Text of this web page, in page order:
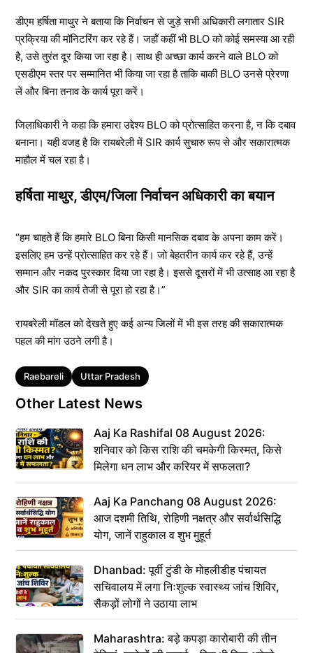
डीएम हर्षिता माथुर ने बताया कि निर्वाचन से जुड़े सभी अधिकारी लगातार SIR
प्रक्रिया की मॉनिटरिंग कर रहे हैं। जहाँ कहीं भी BLO को कोई समस्या आ रही
है, उसे तुरंत दूर किया जा रहा है। साथ ही अच्छा कार्य करने वाले BLO को
एसडीएम स्तर पर सम्मानित भी किया जा रहा है ताकि बाकी BLO उनसे प्रेरणा
लें और बिना तनाव के कार्य पूरा करें।
जिलाधिकारी ने कहा कि हमारा उद्देश्य BLO को प्रोत्साहित करना है, न कि दबाव
बनाना। यही वजह है कि रायबरेली में SIR कार्य सुचारु रूप से और सकारात्मक
माहौल में चल रहा है।
हर्षिता माथुर, डीएम/जिला निर्वाचन अधिकारी का बयान
“हम चाहते हैं कि हमारे BLO बिना किसी मानसिक दबाव के अपना काम करें।
इसलिए हम उन्हें प्रोत्साहित कर रहे हैं। जो बेहतरीन कार्य कर रहे हैं, उन्हें
सम्मान और नकद पुरस्कार दिया जा रहा है। इससे दूसरों में भी उत्साह आ रहा है
और SIR का कार्य तेजी से पूरा हो रहा है।”
रायबरेली मॉडल को देखते हुए कई अन्य जिलों में भी इस तरह की सकारात्मक
पहल की मांग उठने लगी है।
Tags
Raebareli Uttar Pradesh
Other Latest News
Aaj Ka Rashifal 08 August 2026:
शनिवार को किस राशि की चमकेगी किस्मत, किसे
मिलेगा धन लाभ और करियर में सफलता?
Aaj Ka Panchang 08 August 2026:
आज दशमी तिथि, रोहिणी नक्षत्र और सर्वार्थसिद्धि
योग, जानें राहुकाल व शुभ मुहूर्त
Dhanbad: पूर्वी टुंडी के मोहलीडीह पंचायत
सचिवालय में लगा निःशुल्क स्वास्थ्य जांच शिविर,
सैकड़ों लोगों ने उठाया लाभ
Maharashtra: बड़े कपड़ा कारोबारी की तीन